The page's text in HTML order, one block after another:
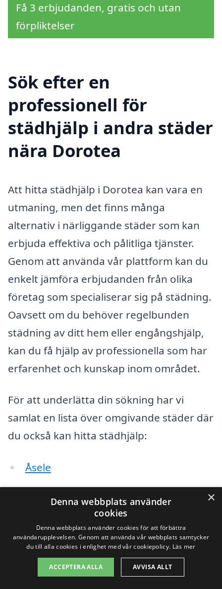
Få 3 erbjudanden, gratis och utan
förpliktelser
Sök efter en
professionell för
städhjälp i andra städer
nära Dorotea
Att hitta städhjälp i Dorotea kan vara en
utmaning, men det finns många
alternativ i närliggande städer som kan
erbjuda effektiva och pålitliga tjänster.
Genom att använda vår plattform kan du
enkelt jämföra erbjudanden från olika
företag som specialiserar sig på städning.
Oavsett om du behöver regelbunden
städning av ditt hem eller engångshjälp,
kan du få hjälp av professionella som har
erfarenhet och kunskap inom området.
För att underlätta din sökning har vi
samlat en lista över omgivande städer där
du också kan hitta städhjälp:
Åsele
Bjurholm
RöRGBäck
×
Denna webbplats använder
cookies
Denna webbplats använder cookies för att förbättra
användarupplevelsen. Genom att använda vår webbplats samtycker
du till alla cookies i enlighet med vår cookiepolicy. Läs mer
ACCEPTERA ALLA AVVISA ALLT